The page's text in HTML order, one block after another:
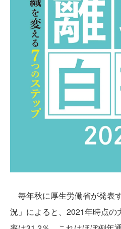
毎年秋に厚生労働省が発表
況」によると、2021年時点